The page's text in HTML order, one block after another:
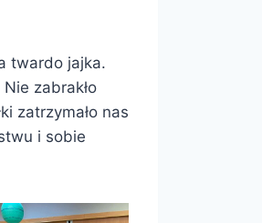
twardo jajka.
zabrakło
zatrzymało nas
i sobie